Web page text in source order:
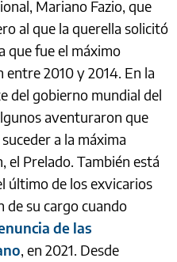
Mariano Fazio, que
al que la querella solicitó
que fue el máximo
2010 y 2014. En la
del gobierno mundial del
aventuraron que
a la máxima
el Prelado. También está
último de los exvicarios
de su cargo cuando
de las
, en 2021. Desde